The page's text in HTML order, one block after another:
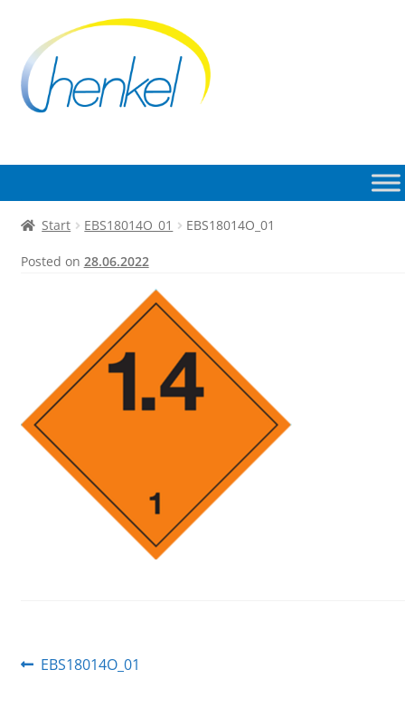
Navigation
springen
Inhalt
springen
Start EBS18014O_01 EBS18014O_01
Posted on 28.06.2022
Beitragsnavigation
Vorheriger
EBS18014O_01